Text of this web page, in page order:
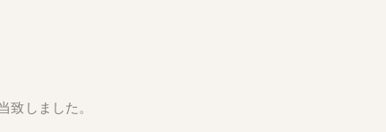
致しました。